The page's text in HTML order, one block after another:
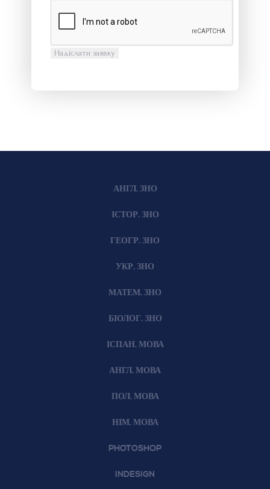
АНГЛ. ЗНО
ІСТОР. ЗНО
ГЕОГР. ЗНО
УКР. ЗНО
МАТЕМ. ЗНО
БІОЛОГ. ЗНО
ІСПАН. МОВА
АНГЛ. МОВА
ПОЛ. МОВА
НІМ. МОВА
PHOTOSHOP
INDESIGN